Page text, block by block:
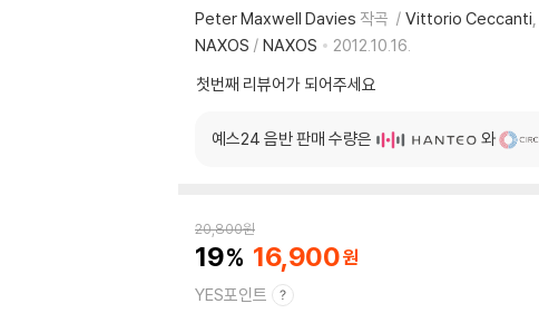
Peter Maxwell Davies 작곡 Vittorio Ceccanti
NAXOS / NAXOS
2012.10.16.
첫번째 리뷰어가 되어주세요
예스24 음반 판매 수량은 와
20,800원
19 16,900
YES포인트